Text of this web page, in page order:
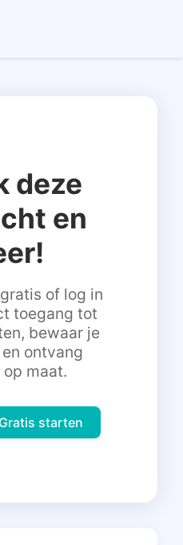
deze
en
of log in
toegang tot
bewaar je
ontvang
maat.
Gratis starten